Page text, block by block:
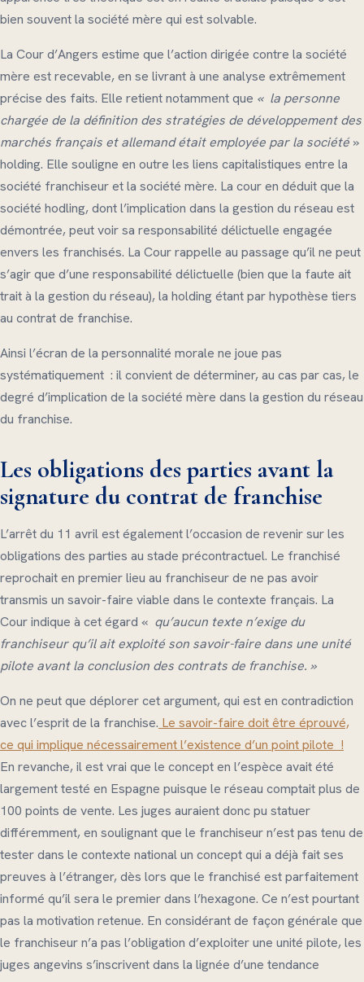
bien souvent la société mère qui est solvable.
La Cour d’Angers estime que l’action dirigée contre la société
mère est recevable, en se livrant à une analyse extrêmement
précise des faits. Elle retient notamment que « la personne
chargée de la définition des stratégies de développement des
marchés français et allemand était employée par la société»
holding. Elle souligne en outre les liens capitalistiques entre la
société franchiseur et la société mère. La cour en déduit que la
société hodling, dont l’implication dans la gestion du réseau est
démontrée, peut voir sa responsabilité délictuelle engagée
envers les franchisés. La Cour rappelle au passage qu’il ne peut
s’agir que d’une responsabilité délictuelle (bien que la faute ait
trait à la gestion du réseau), la holding étant par hypothèse tiers
au contrat de franchise.
Ainsi l’écran de la personnalité morale ne joue pas
systématiquement : il convient de déterminer, au cas par cas, le
degré d’implication de la société mère dans la gestion du réseau
du franchise.
Les obligations des parties avant la
signature du contrat de franchise
L’arrêt du 11 avril est également l’occasion de revenir sur les
obligations des parties au stade précontractuel. Le franchisé
reprochait en premier lieu au franchiseur de ne pas avoir
transmis un savoir-faire viable dans le contexte français. La
Cour indique à cet égard « qu’aucun texte n’exige du
franchiseur qu’il ait exploité son savoir-faire dans une unité
pilote avant la conclusion des contrats de franchise. »
On ne peut que déplorer cet argument, qui est en contradiction
avec l’esprit de la franchise. Le savoir-faire doit être éprouvé,
ce qui implique nécessairement l’existence d’un point pilote !
En revanche, il est vrai que le concept en l’espèce avait été
largement testé en Espagne puisque le réseau comptait plus de
100 points de vente. Les juges auraient donc pu statuer
différemment, en soulignant que le franchiseur n’est pas tenu de
tester dans le contexte national un concept qui a déjà fait ses
preuves à l’étranger, dès lors que le franchisé est parfaitement
informé qu’il sera le premier dans l’hexagone. Ce n’est pourtant
pas la motivation retenue. En considérant de façon générale que
le franchiseur n’a pas l’obligation d’exploiter une unité pilote, les
juges angevins s’inscrivent dans la lignée d’une tendance